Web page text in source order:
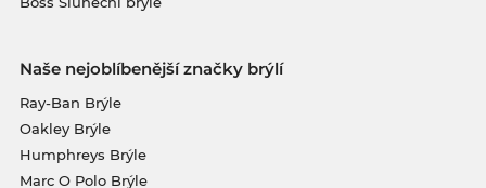
Naše nejoblíbenější značky brýlí
Ray-Ban Brýle
Oakley Brýle
Humphreys Brýle
Marc O Polo Brýle